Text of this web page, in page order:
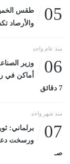
05
والأرصاد تكشف
منذ عام واحد
06
وزير
7 دقائق
منذ شهر واحد
07
صـ